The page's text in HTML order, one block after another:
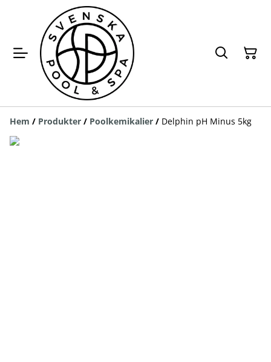
Hem / Produkter / Poolkemikalier / Delphin pH Minus 5kg